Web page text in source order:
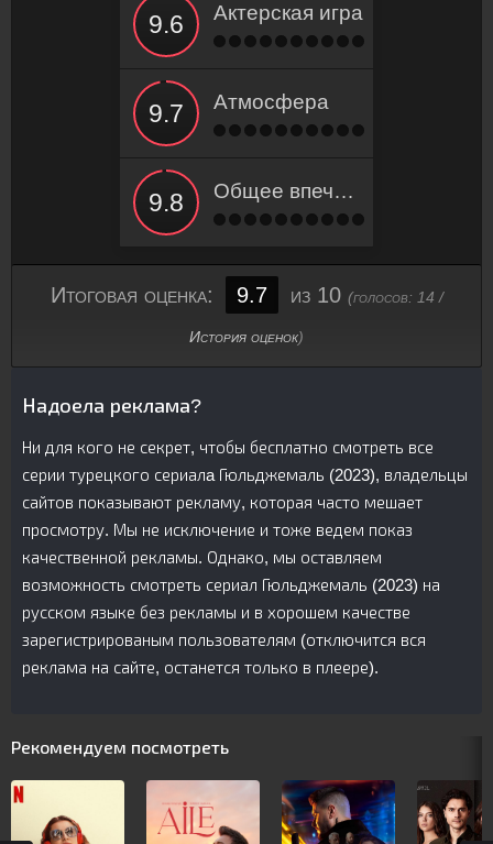
Актерская игра
Атмосфера
Общее впечатление
Итоговая оценка: 9.7 из 10 (голосов: 14 /
История оценок)
Надоела реклама?
Ни для кого не секрет, чтобы бесплатно смотреть все
серии турецкого сериалa Гюльджемаль (2023), владельцы
сайтов показывают рекламу, которая часто мешает
просмотру. Мы не исключение и тоже ведем показ
качественной рекламы. Однако, мы оставляем
возможность смотреть сериал Гюльджемаль (2023) на
русском языке без рекламы и в хорошем качестве
зарегистрированым пользователям (отключится вся
реклама на сайте, останется только в плеере).
Рекомендуем посмотреть